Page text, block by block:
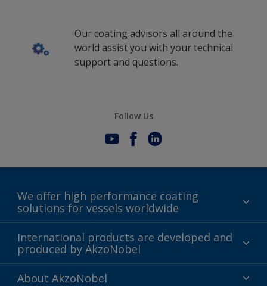
Our coating advisors all around the
world assist you with your technical
support and questions.
Follow Us
We offer high performance coating
solutions for vessels worldwide
Sustainability
History
International products are developed and
produced by AkzoNobel
Innovation
About AkzoNobel